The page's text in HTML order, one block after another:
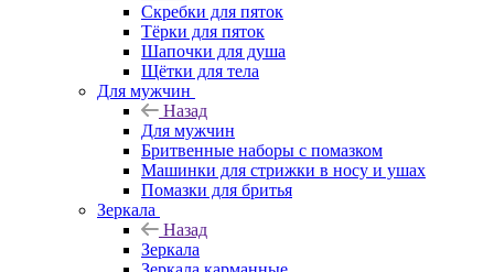
Скребки для пяток
Тёрки для пяток
Шапочки для душа
Щётки для тела
Для мужчин
Назад
Для мужчин
Бритвенные наборы с помазком
Машинки для стрижки в носу и ушах
Помазки для бритья
Зеркала
Назад
Зеркала